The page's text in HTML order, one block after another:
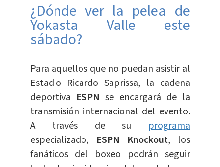
¿Dónde ver la pelea de
Yokasta Valle este
sábado?
Para aquellos que no puedan asistir al
Estadio Ricardo Saprissa, la cadena
deportiva ESPN se encargará de la
transmisión internacional del evento.
A través de su programa
especializado, ESPN Knockout, los
fanáticos del boxeo podrán seguir